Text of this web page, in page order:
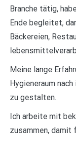
Branche tätig,
Ende begleitet,
Bäckereien,
Meine lange
Hygieneraum
zu gestalten.
Ich arbeite mit
zusammen, damit